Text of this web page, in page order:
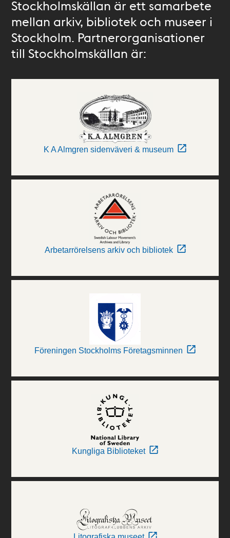
Stockholmskällan är ett samarbete
mellan arkiv, bibliotek och museer i
Stockholm. Partnerorganisationer
till Stockholmskällan är:
K A Almgren sidenväveri & museum
Arbetarrörelsens arkiv och bibliotek
Föreningen Stockholms Företagsminnen
Kungliga Biblioteket